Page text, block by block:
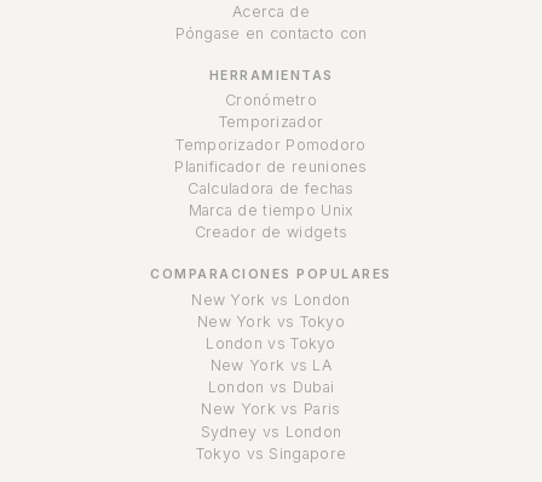
Acerca de
Póngase en contacto con
HERRAMIENTAS
Cronómetro
Temporizador
Temporizador Pomodoro
Planificador de reuniones
Calculadora de fechas
Marca de tiempo Unix
Creador de widgets
COMPARACIONES POPULARES
New York vs London
New York vs Tokyo
London vs Tokyo
New York vs LA
London vs Dubai
New York vs Paris
Sydney vs London
Tokyo vs Singapore